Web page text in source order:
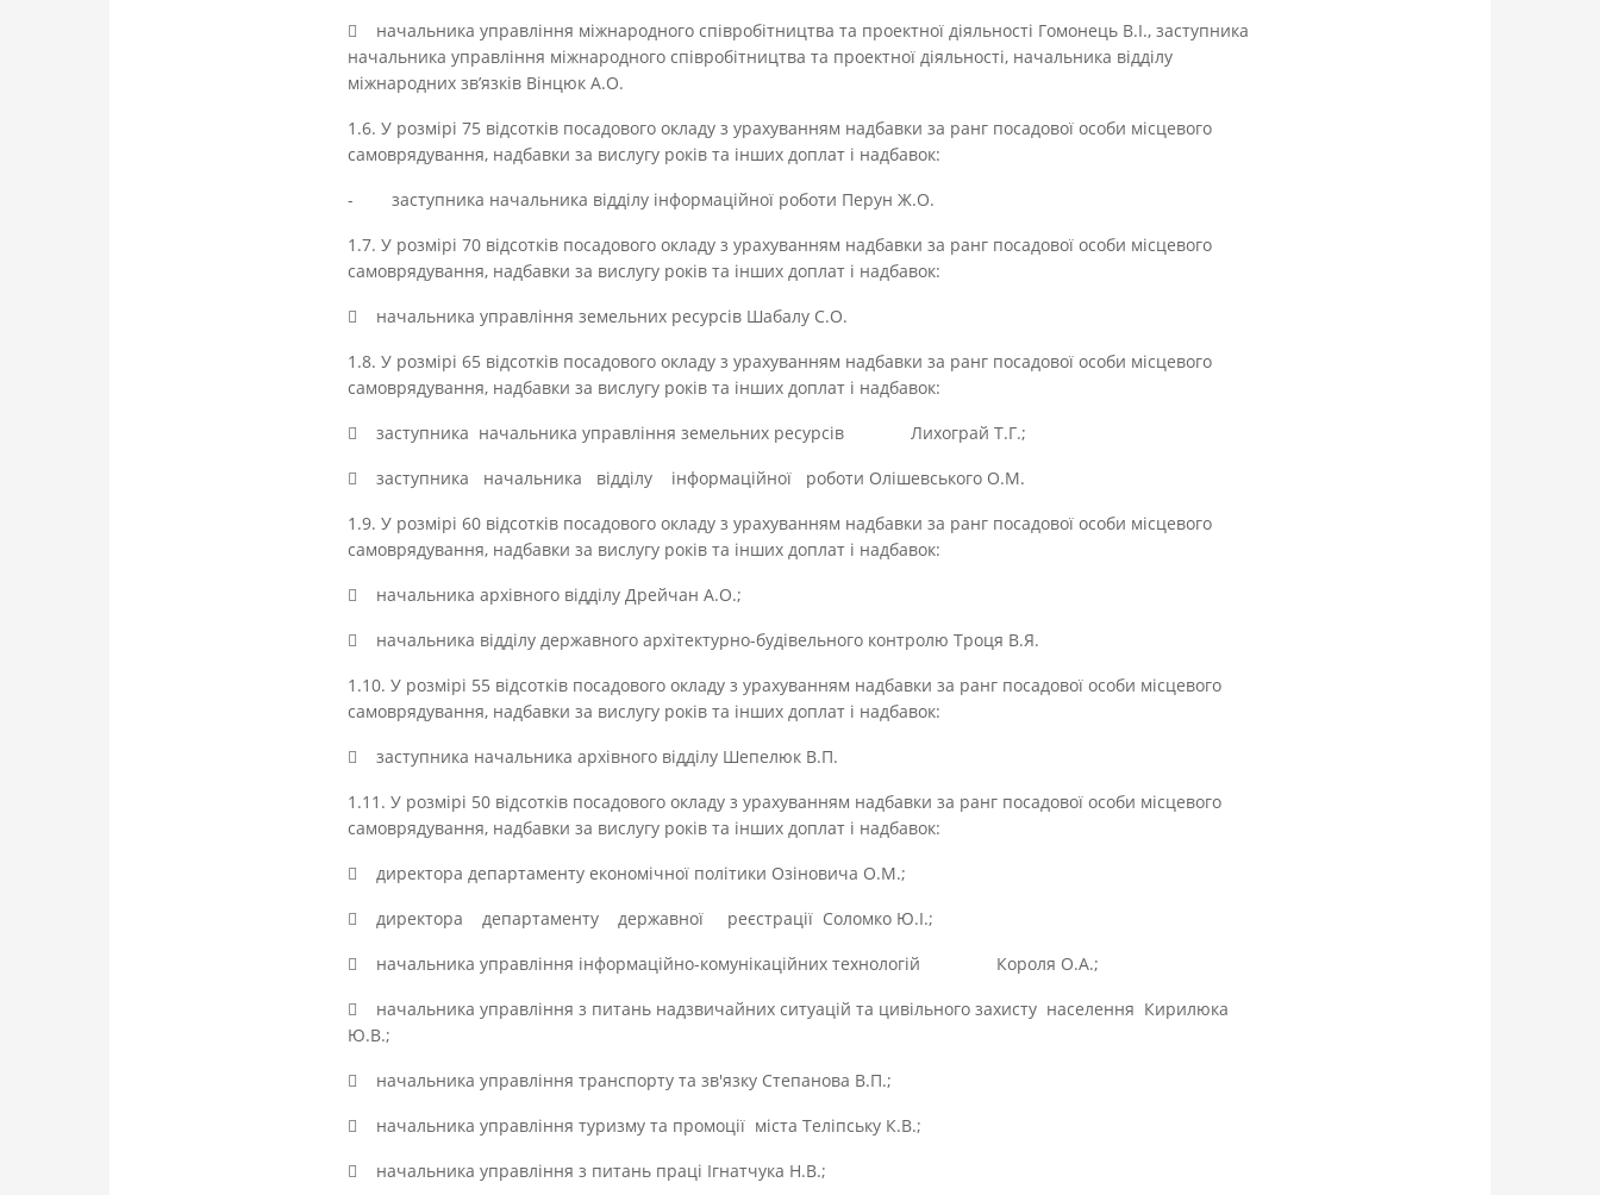
 начальника управління міжнародного співробітництва та проектної діяльності Гомонець В.І., заступника
начальника управління міжнародного співробітництва та проектної діяльності, начальника відділу
міжнародних зв’язків Вінцюк А.О.
1.6. У розмірі 75 відсотків посадового окладу з урахуванням надбавки за ранг посадової особи місцевого
самоврядування, надбавки за вислугу років та інших доплат і надбавок:
- заступника начальника відділу інформаційної роботи Перун Ж.О.
1.7. У розмірі 70 відсотків посадового окладу з урахуванням надбавки за ранг посадової особи місцевого
самоврядування, надбавки за вислугу років та інших доплат і надбавок:
 начальника управління земельних ресурсів Шабалу С.О.
1.8. У розмірі 65 відсотків посадового окладу з урахуванням надбавки за ранг посадової особи місцевого
самоврядування, надбавки за вислугу років та інших доплат і надбавок:
 заступника начальника управління земельних ресурсів Лихограй Т.Г.;
 заступника начальника відділу інформаційної роботи Олішевського О.М.
1.9. У розмірі 60 відсотків посадового окладу з урахуванням надбавки за ранг посадової особи місцевого
самоврядування, надбавки за вислугу років та інших доплат і надбавок:
 начальника архівного відділу Дрейчан А.О.;
 начальника відділу державного архітектурно-будівельного контролю Троця В.Я.
1.10. У розмірі 55 відсотків посадового окладу з урахуванням надбавки за ранг посадової особи місцевого
самоврядування, надбавки за вислугу років та інших доплат і надбавок:
 заступника начальника архівного відділу Шепелюк В.П.
1.11. У розмірі 50 відсотків посадового окладу з урахуванням надбавки за ранг посадової особи місцевого
самоврядування, надбавки за вислугу років та інших доплат і надбавок:
 директора департаменту економічної політики Озіновича О.М.;
 директора департаменту державної реєстрації Соломко Ю.І.;
 начальника управління інформаційно-комунікаційних технологій Короля О.А.;
 начальника управління з питань надзвичайних ситуацій та цивільного захисту населення Кирилюка
Ю.В.;
 начальника управління транспорту та зв'язку Степанова В.П.;
 начальника управління туризму та промоції міста Теліпську К.В.;
 начальника управління з питань праці Ігнатчука Н.В.;